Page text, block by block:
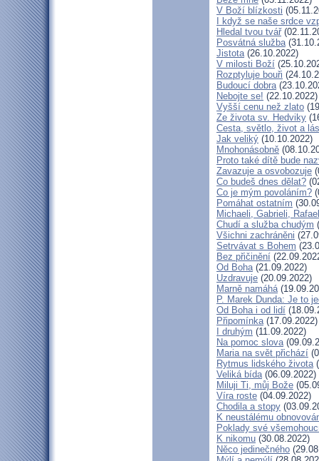
V Boží blízkosti
I když se naše srdce
Hledal tvou tvář
Posvátná služba
Jistota(26.10.2022)
V milosti Boží
Rozptyluje bouři
Budoucí dobra
Nebojte se! (22.10.2022)
Vyšší cenu než zlato
Ze života sv. Hedviky
Cesta, světlo, život a
Jak veliký (10.10.2022)
Mnohonásobně
Proto také dítě bude
Zavazuje a osvobozuje
Co budeš dnes dělat?
Co je mým povoláním?
Pomáhat ostatním
Michaeli, Gabrieli,
Chudí a služba chudým
Všichni zachráněni
Setrvávat s Bohem
Bez přičinění
Od Boha(21.09.2022)
Uzdravuje (20.09.2022)
Marně namáhá
P. Marek Dunda: Je to
Od Boha i od lidí
Připomínka(17.09.2022)
I druhým (11.09.2022)
Na pomoc slova
Maria na svět přichází
Rytmus lidského života
Veliká bída(06.09.2022)
Miluji Ti, můj Bože
Víra roste (04.09.2022)
Chodila a stopy
K neustálému
Poklady své
K nikomu (30.08.2022)
Něco jedinečného